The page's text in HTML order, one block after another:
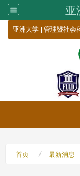
亚
亚洲大学 | 管理暨社会
首页 最新消息